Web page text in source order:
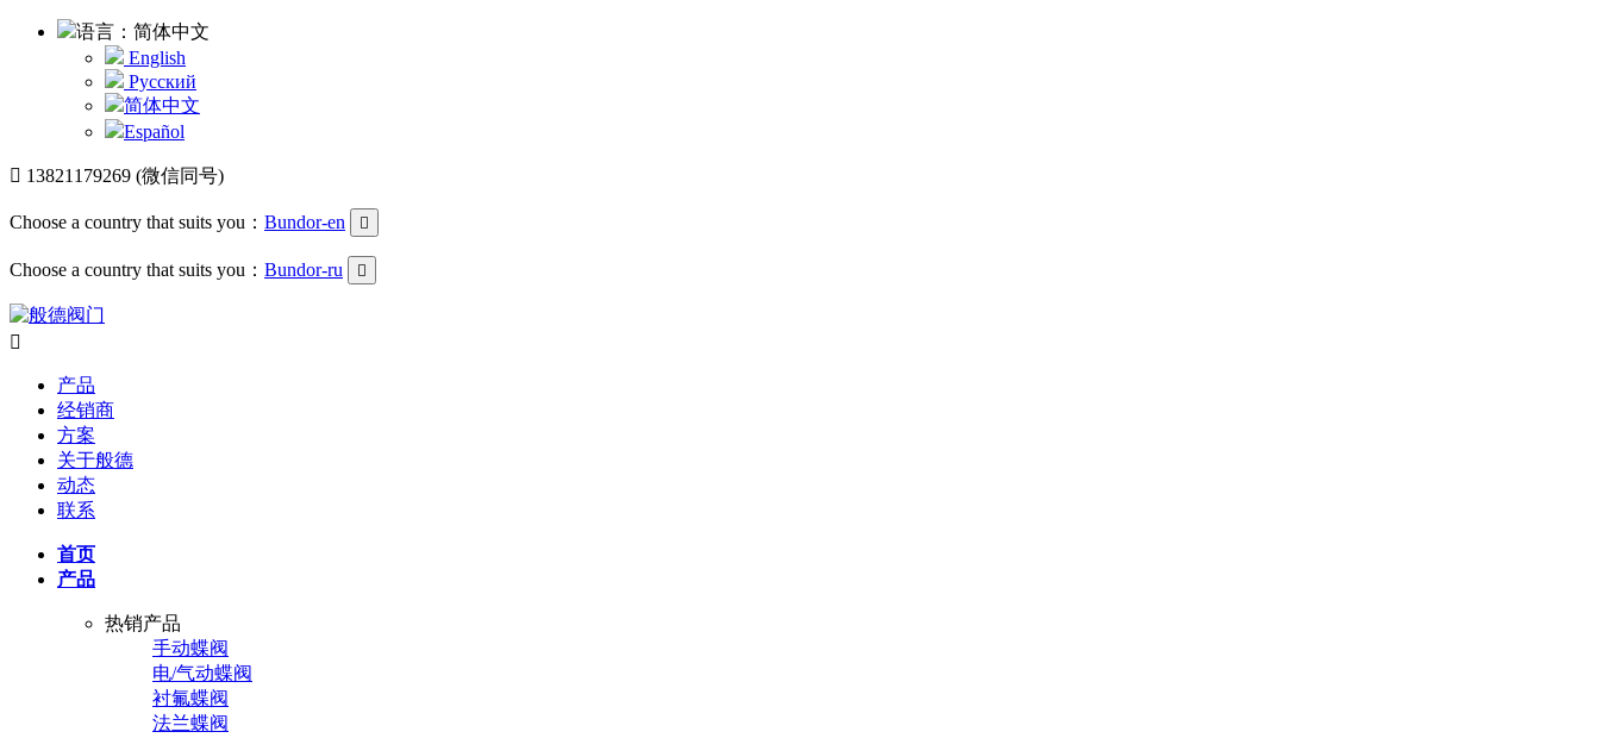
语言：简体中文
English
Русский
简体中文
Español
 13821179269 (微信同号)
Choose a country that suits you： Bundor-en 
Choose a country that suits you： Bundor-ru 

产品
经销商
方案
关于般德
动态
联系
首页
产品
热销产品
手动蝶阀
电/气动蝶阀
衬氟蝶阀
法兰蝶阀